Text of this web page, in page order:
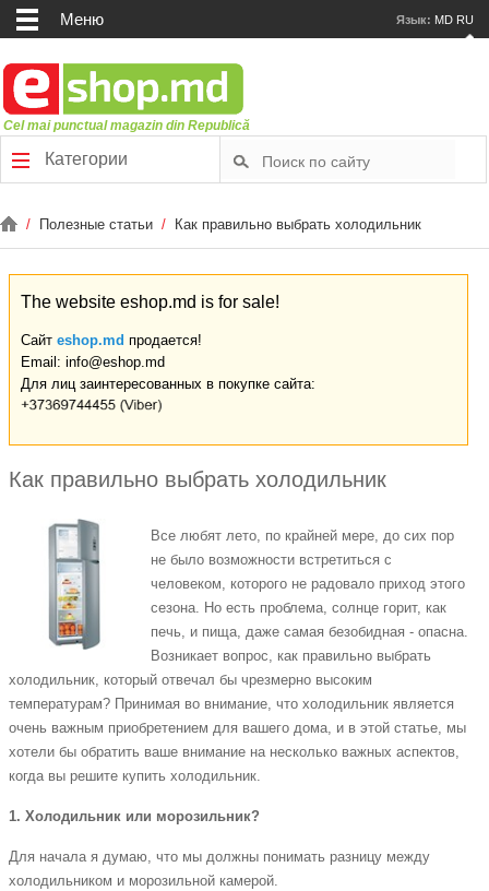
Меню Язык: MD RU
Cel mai punctual magazin din Republică
Категории
/ Полезные статьи / Как правильно выбрать холодильник
The website eshop.md is for sale!
Сайт eshop.md продается!
Email: info@eshop.md
Для лиц заинтересованных в покупке сайта:
Как правильно выбрать холодильник
Все любят лето, по крайней мере, до сих пор
не было возможности встретиться с
человеком, которого не радовало приход этого
сезона. Но есть проблема, солнце горит, как
печь, и пища, даже самая безобидная - опасна.
Возникает вопрос, как правильно выбрать
холодильник, который отвечал бы чрезмерно высоким
температурам? Принимая во внимание, что холодильник является
очень важным приобретением для вашего дома, и в этой статье, мы
хотели бы обратить ваше внимание на несколько важных аспектов,
когда вы решите купить холодильник.
1. Холодильник или морозильник?
Для начала я думаю, что мы должны понимать разницу между
холодильником и морозильной камерой.